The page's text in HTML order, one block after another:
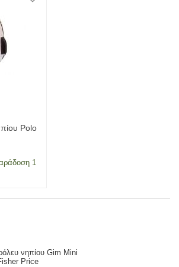
Polo
1
νηπίου Gim Mini
Price